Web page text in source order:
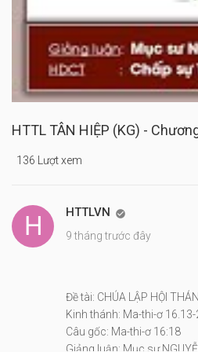
HTTL TÂN HIỆP (KG) -
136 Lượt xem
HTTLVN 
9 tháng trước đây
Đề tài: CHÚA LẬP HỘI
Kinh thánh: Ma-thi-ơ 16.13-
Câu gốc: Ma-thi-ơ 16:18
Giảng luận: Mục sư